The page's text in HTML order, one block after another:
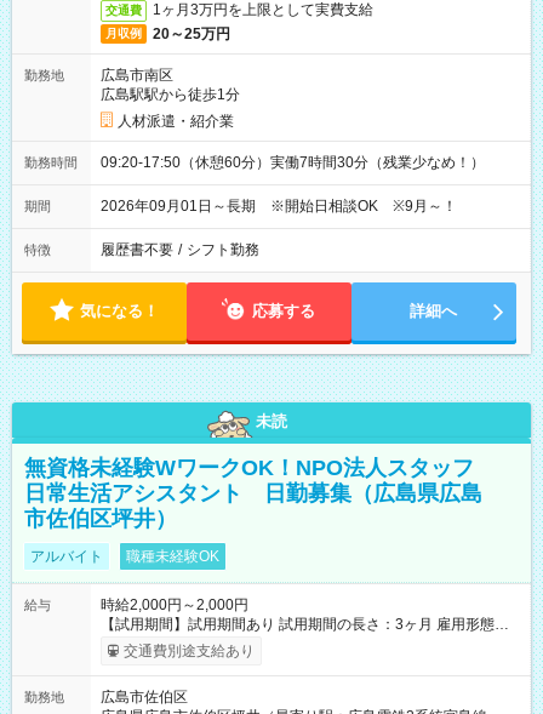
交通費 1ヶ月3万円を上限として実費支給
月収例 20～25万円
勤務地
広島市南区
広島駅駅から徒歩1分
人材派遣・紹介業
勤務時間 09:20-17:50（休憩60分）実働7時間30分（残業少なめ！）
期間 2026年09月01日～長期 ※開始日相談OK ※9月～！
特徴 履歴書不要 / シフト勤務
気になる！ 応募する 詳細へ
未読
無資格未経験WワークOK！NPO法人スタッフ
日常生活アシスタント 日勤募集（広島県広島
市佐伯区坪井）
アルバイト 職種未経験OK
給与
時給2,000円～2,000円
【試用期間】試用期間あり 試用期間の長さ：3ヶ月 雇用形態、
給与は本採用時と同じです。
交通費別途支給あり
勤務地
広島市佐伯区